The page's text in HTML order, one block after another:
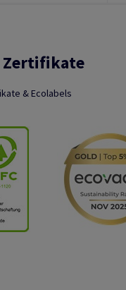
Zertifikate
& Ecolabels